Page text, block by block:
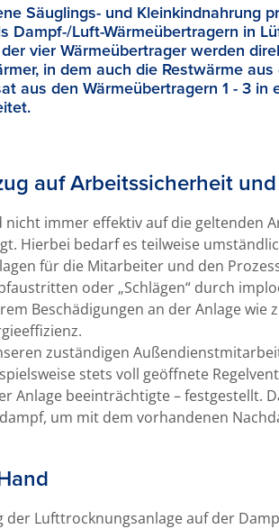
Säuglings- und Kleinkindnahrung
Dampf-/Luft-Wärmeübertragern in
vier Wärmeübertrager werden
in dem auch die Restwärme
aus den Wärmeübertragern 1 - 3
auf Arbeitssicherheit
immer effektiv auf die geltenden
Hierbei bedarf es teilweise
für die Mitarbeiter und den
oder „Schlägen“ durch
Beschädigungen an der Anlage wie
zuständigen
stets voll geöffnete
Anlage beeinträchtigte – festgestellt.
um mit dem vorhandenen
Lufttrocknungsanlage auf der